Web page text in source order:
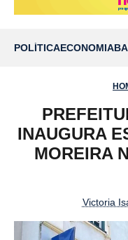
POLÍTICAECONOMIA
INAUGURA
MOREIRA
Victoria